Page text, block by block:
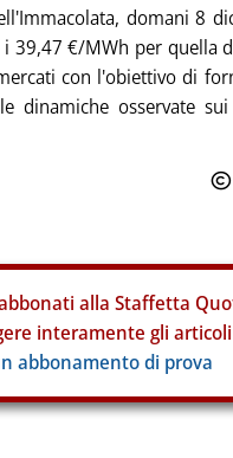
domani 8
39,47 €/MWh per quella
con l'obiettivo di
dinamiche osservate
alla Staffetta
interamente gli
abbonamento di prova